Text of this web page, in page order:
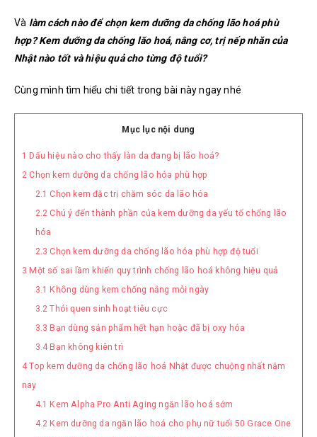
Và làm cách nào để chọn kem dưỡng da chống lão hoá phù
hợp? Kem dưỡng da chống lão hoá, nâng cơ, trị nếp nhăn của
Nhật nào tốt và hiệu quả cho từng độ tuổi?
Cùng mình tìm hiểu chi tiết trong bài này ngay nhé
Mục lục nội dung
1 Dấu hiệu nào cho thấy làn da đang bị lão hoá?
2 Chọn kem dưỡng da chống lão hóa phù hợp
2.1 Chọn kem đặc trị chăm sóc da lão hóa
2.2 Chú ý đến thành phần của kem dưỡng da yếu tố chống lão
hóa
2.3 Chọn kem dưỡng da chống lão hóa phù hợp độ tuổi
3 Một số sai lầm khiến quy trình chống lão hoá không hiệu quả
3.1 Không dùng kem chống nắng mỗi ngày
3.2 Thói quen sinh hoạt tiêu cực
3.3 Bạn dùng sản phẩm hết hạn hoặc đã bị oxy hóa
3.4Bạn không kiên trì
4Top kem dưỡng da chống lão hoá Nhật được chuộng nhất năm
nay
4.1 Kem Alpha Pro Anti Aging ngăn lão hoá sớm
4.2 Kem dưỡng da ngăn lão hoá cho phụ nữ tuổi 50 Grace One